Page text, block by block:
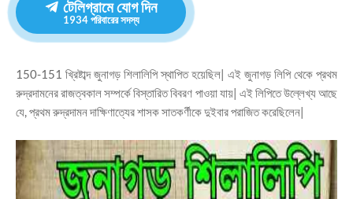
টেলিগ্রামে যোগ দিন
1934পরিবারের সদস্য
150-151 খ্রিষ্টাব্দ জুনাগড় শিলালিপি স্থাপিত হয়েছিল| এই জুনাগড় লিপি থেকে প্রথম
রুদ্রদামনের রাজত্বকাল সম্পর্কে বিস্তারিত বিবরণ পাওয়া যায়| এই লিপিতে উল্লেখ্য আছে
যে, প্রথম রুদ্রদামন দাক্ষিণাত্যের শাসক সাতকর্ণীকে দুইবার পরাজিত করেছিলেন|